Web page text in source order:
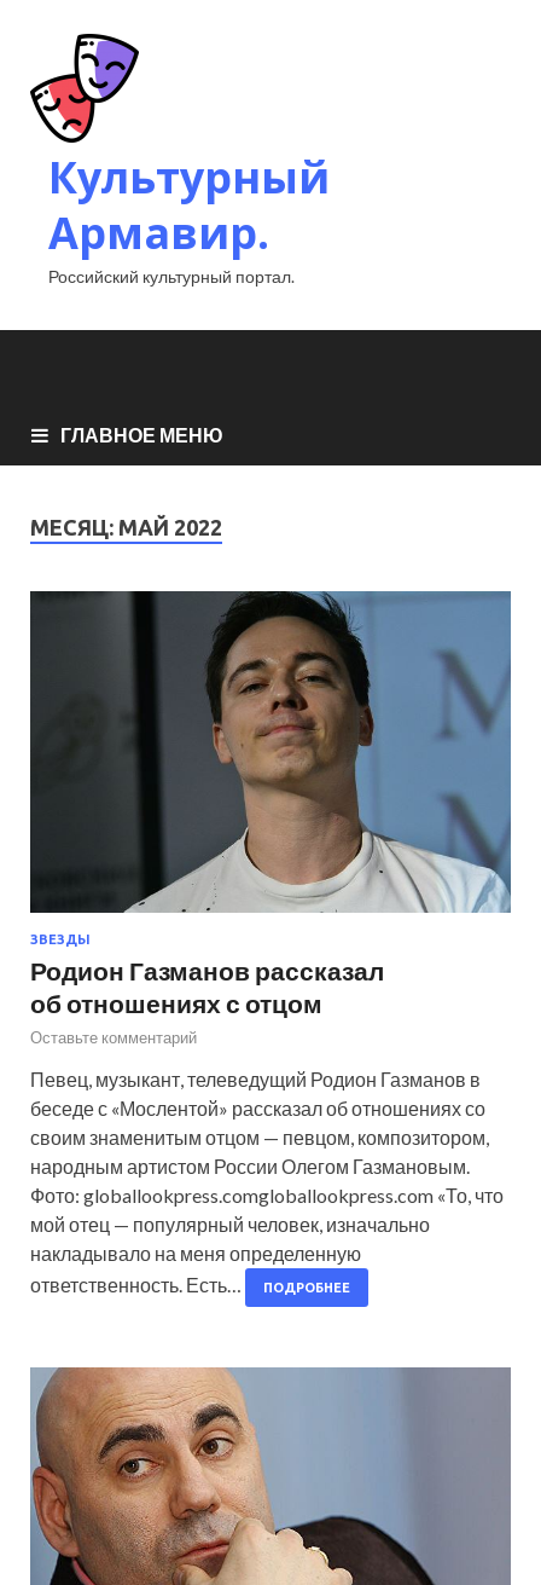
Культурный
Армавир.
Российский культурный портал.
ГЛАВНОЕ МЕНЮ
МЕСЯЦ: МАЙ 2022
ЗВЕЗДЫ
Родион Газманов рассказал
об отношениях с отцом
Оставьте комментарий
Певец, музыкант, телеведущий Родион Газманов в
беседе с «Мослентой» рассказал об отношениях со
своим знаменитым отцом — певцом, композитором,
народным артистом России Олегом Газмановым.
Фото: globallookpress.comgloballookpress.com «То, что
мой отец — популярный человек, изначально
накладывало на меня определенную
ответственность. Есть…
ПОДРОБНЕЕ